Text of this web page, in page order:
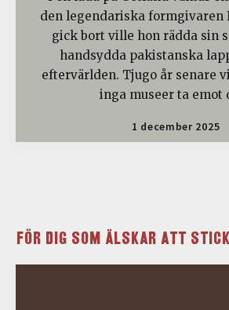
den legendariska formgivaren
gick bort ville hon rädda sin
handsydda pakistanska
eftervärlden. Tjugo år senare
inga museer ta emot
1 december 2025
FÖR DIG SOM ÄLSKAR ATT